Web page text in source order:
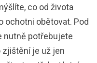
co od života
ochotni obětovat. Pod
nutně potřebujete
zjištění je už jen